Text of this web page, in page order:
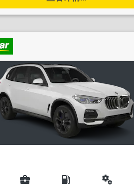
business_center local_gas_station miscellaneous_services